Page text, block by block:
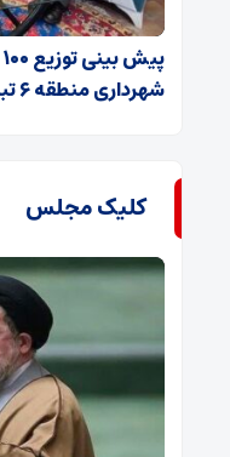
شهرداری منطقه ۶ تبریز
کلیک مجلس